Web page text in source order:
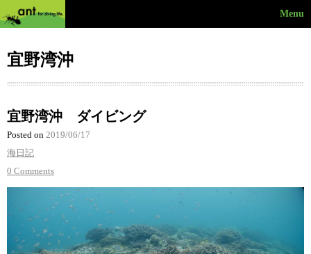
Menu
宜野湾沖
宜野湾沖 ダイビング
Posted on 2019/06/17
海日記
0 Comments